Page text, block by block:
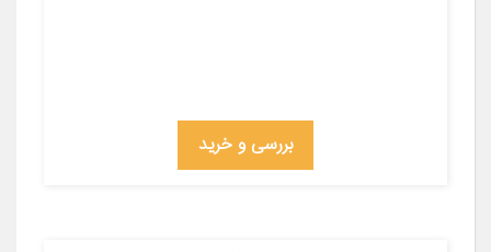
بررسی و خرید